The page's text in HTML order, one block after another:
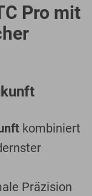
Pro mit
kombiniert
Präzision